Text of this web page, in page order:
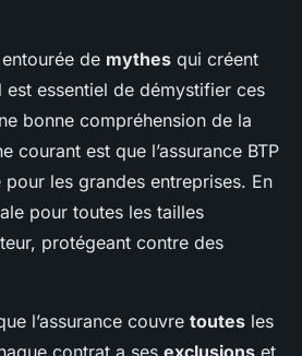
entourée de mythes qui créent
est essentiel de démystifier ces
bonne compréhension de la
courant est que l’assurance BTP
pour les grandes entreprises. En
pour toutes les tailles
protégeant contre des
l’assurance couvre toutes les
contrat a ses exclusions et